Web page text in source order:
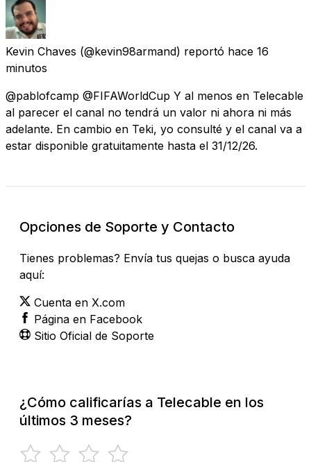
Kevin Chaves (@kevin98armand) reportó hace 16
minutos
@pablofcamp @FIFAWorldCup Y al menos en Telecable
al parecer el canal no tendrá un valor ni ahora ni más
adelante. En cambio en Teki, yo consulté y el canal va a
estar disponible gratuitamente hasta el 31/12/26.
Opciones de Soporte y Contacto
Tienes problemas? Envía tus quejas o busca ayuda
aquí:
Cuenta en X.com
Página en Facebook
Sitio Oficial de Soporte
¿Cómo calificarías a Telecable en los
últimos 3 meses?